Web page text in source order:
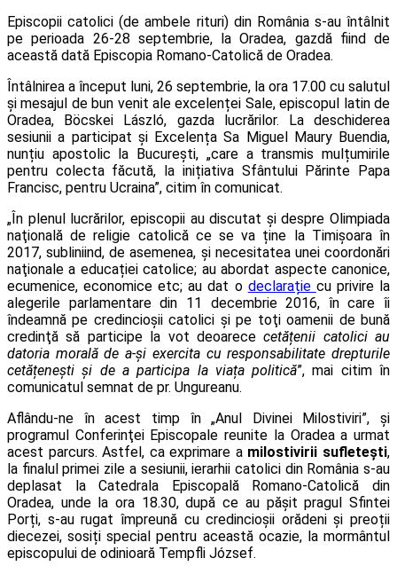
Episcopii catolici (de ambele rituri) din România s-au întâlnit
pe perioada 26-28 septembrie, la Oradea, gazdă fiind de
această dată Episcopia Romano-Catolică de Oradea.
Întâlnirea a început luni, 26 septembrie, la ora 17.00 cu salutul
și mesajul de bun venit ale excelenței Sale, episcopul latin de
Oradea, Böcskei László, gazda lucrărilor. La deschiderea
sesiunii a participat și Excelența Sa Miguel Maury Buendia,
nunțiu apostolic la București, „care a transmis mulțumirile
pentru colecta făcută, la inițiativa Sfântului Părinte Papa
Francisc, pentru Ucraina”, citim în comunicat.
„În plenul lucrărilor, episcopii au discutat și despre Olimpiada
naţională de religie catolică ce se va ține la Timișoara în
2017, subliniind, de asemenea, și necesitatea unei coordonări
naţionale a educației catolice; au abordat aspecte canonice,
ecumenice, economice etc; au dat o declarație cu privire la
alegerile parlamentare din 11 decembrie 2016, în care îi
îndeamnă pe credincioşii catolici şi pe toţi oamenii de bună
credinţă să participe la vot deoarececetățenii catolici au
datoria morală de a-și exercita cu responsabilitate drepturile
cetățenești și de a participa la viața politică”, mai citim în
comunicatul semnat de pr. Ungureanu.
Aflându-ne în acest timp în „Anul Divinei Milostiviri”, și
programul Conferinţei Episcopale reunite la Oradea a urmat
acest parcurs. Astfel, ca exprimare a milostivirii sufleteşti,
la finalul primei zile a sesiunii, ierarhii catolici din România s-au
deplasat la Catedrala Episcopală Romano-Catolică din
Oradea, unde la ora 18.30, după ce au păşit pragul Sfintei
Porți, s-au rugat împreună cu credincioșii orădeni și preoții
diecezei, sosiți special pentru această ocazie, la mormântul
episcopului de odinioară Tempfli József.